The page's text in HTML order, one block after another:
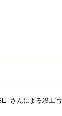
さんによる竣工